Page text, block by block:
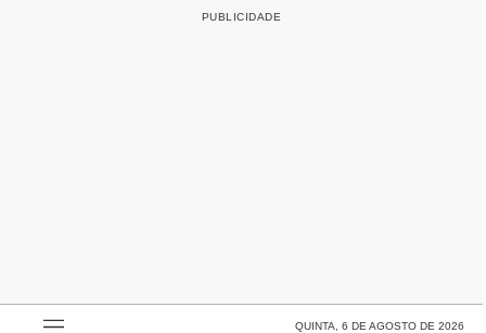
QUINTA, 6 DE AGOSTO DE 2026